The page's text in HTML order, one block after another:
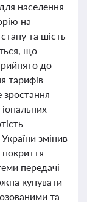
населення
на
та шість
що
до
тарифів
змінив
покриття
передачі
купувати
та